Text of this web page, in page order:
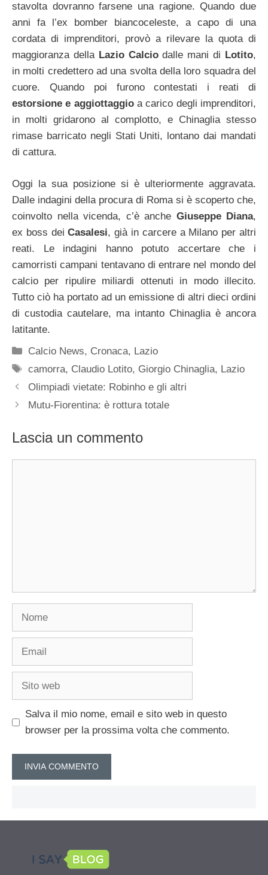
stavolta dovranno farsene una ragione. Quando due
anni fa l’ex bomber biancoceleste, a capo di una
cordata di imprenditori, provò a rilevare la quota di
maggioranza della Lazio Calciodalle mani di Lotito,
in molti credettero ad una svolta della loro squadra del
cuore. Quando poi furono contestati i reati di
estorsione e aggiottaggioa carico degli imprenditori,
in molti gridarono al complotto, e Chinaglia stesso
rimase barricato negli Stati Uniti, lontano dai mandati
di cattura.
Oggi la sua posizione si è ulteriormente aggravata.
Dalle indagini della procura di Roma si è scoperto che,
coinvolto nella vicenda, c’è anche Giuseppe Diana,
ex boss deiCasalesi, già in carcere a Milano per altri
reati. Le indagini hanno potuto accertare che i
camorristi campani tentavano di entrare nel mondo del
calcio per ripulire miliardi ottenuti in modo illecito.
Tutto ciò ha portato ad un emissione di altri dieci ordini
di custodia cautelare, ma intanto Chinaglia è ancora
latitante.
Categorie
Calcio News, Cronaca, Lazio
Tag
camorra, Claudio Lotito, Giorgio Chinaglia, Lazio
Olimpiadi vietate: Robinho e gli altri
Mutu-Fiorentina: è rottura totale
Lascia un commento
Nome
Email
Sito
Salva il mio nome, email e sito web in questo
browser per la prossima volta che commento.